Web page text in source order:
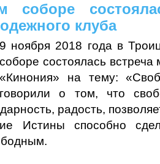
соборе
клуба
9 ноября 2018 года в
соборе состоялась встреча
«Кинония» на тему:
говорили о том, что
радость,
Истины способно